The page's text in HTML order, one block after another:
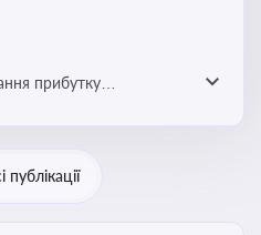
прибутку
і юристів
публікації